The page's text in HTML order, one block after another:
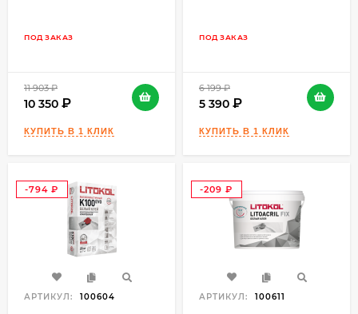
ПОД ЗАКАЗ
11 903
10 350
ПОД ЗАКАЗ
6 199
5 390
-794
АРТИКУЛ: 100604
-209
₽
АРТИКУЛ: 100611